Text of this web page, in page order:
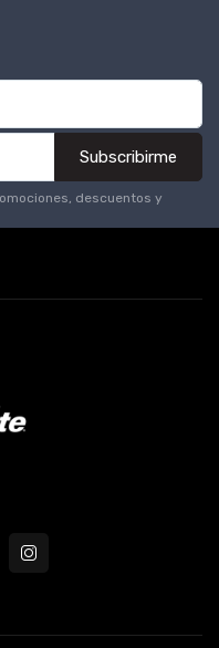
Subscribirme
descuentos y